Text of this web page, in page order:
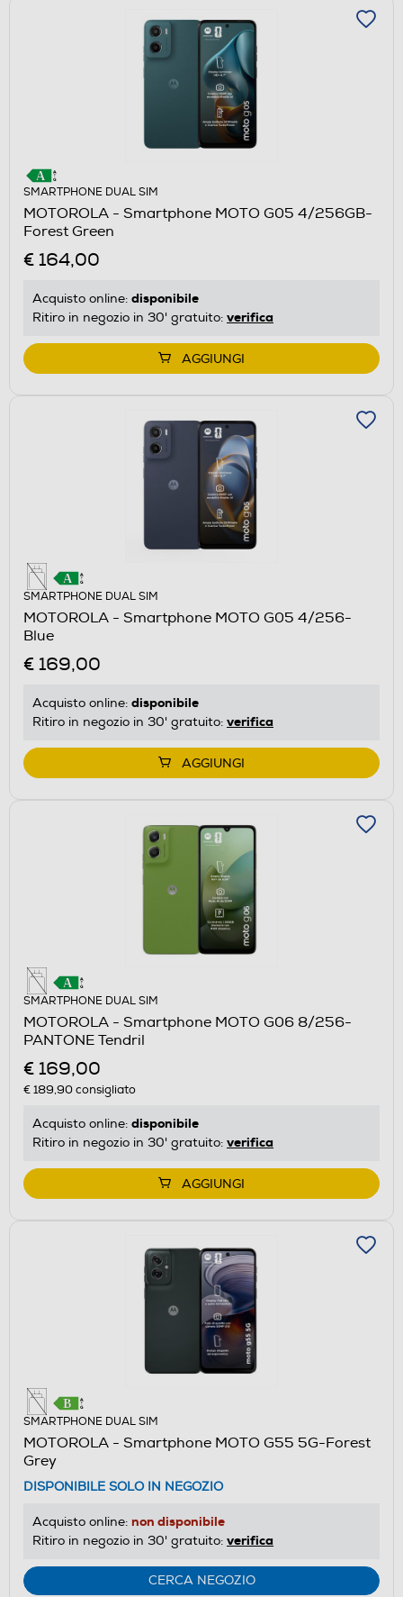
SMARTPHONE DUAL SIM
MOTOROLA - Smartphone MOTO G05 4/256GB-
Forest Green
€ 164,00
Acquisto online: disponibile
Ritiro in negozio in 30' gratuito: verifica
AGGIUNGI
SMARTPHONE DUAL SIM
MOTOROLA - Smartphone MOTO G05 4/256-
Blue
€ 169,00
Acquisto online: disponibile
Ritiro in negozio in 30' gratuito: verifica
AGGIUNGI
SMARTPHONE DUAL SIM
MOTOROLA - Smartphone MOTO G06 8/256-
PANTONE Tendril
€ 169,00
€ 189,90consigliato
Acquisto online: disponibile
Ritiro in negozio in 30' gratuito: verifica
AGGIUNGI
SMARTPHONE DUAL SIM
MOTOROLA - Smartphone MOTO G55 5G-Forest
Grey
DISPONIBILE SOLO IN NEGOZIO
Acquisto online: non disponibile
Ritiro in negozio in 30' gratuito: verifica
CERCA NEGOZIO